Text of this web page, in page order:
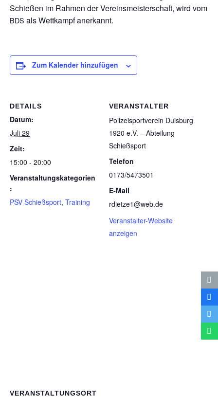
Schie­ßen im Rah­men der Ver­eins­meis­ter­schaft, wird vom
BDS als Wett­kampf anerkannt.
Zum Kalender hinzufügen
DETAILS
Datum:
Juli 29
Zeit:
15:00 - 20:00
Veranstaltungskategorien
:
PSV Schießsport, Training
VERANSTALTER
Poli­zei­sport­ver­ein Duis­burg
1920 e.V. – Abtei­lung
Schießsport
Telefon
0173/5473501
E-Mail
rdietze1@web.de
Veranstalter-Website
anzeigen
VERANSTALTUNGSORT